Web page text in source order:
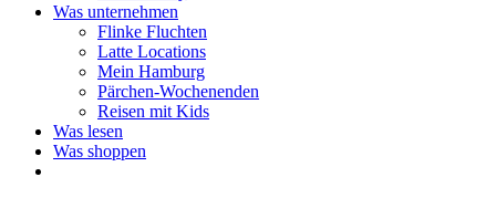
Was unternehmen
Flinke Fluchten
Latte Locations
Mein Hamburg
Pärchen-Wochenenden
Reisen mit Kids
Was lesen
Was shoppen